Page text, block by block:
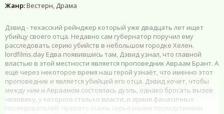
Жанр:Вестерн, Драма
Дэвид - техасский рейнджер который уже двадцать лет ищет
убийцу своего отца. Недавно сам губернатор поручил ему
расследовать серию убийств в небольшом городке Хелен.
lordfilms.day Едва появившись там, Дэвид узнал, что главной
властью в этой местности является проповедник Авраам Брант. А
ещё через некоторое время наш герой узнаёт, что именно этот
проповедник и является убийцей его отца. Дэвид хочет, чтобы
между ним и Авраамом состоялась дуэль, однако бросать вызов
человеку, у которого столько власти, и армия фанатичных
последователей, чревато очень серьёзными последствиями.